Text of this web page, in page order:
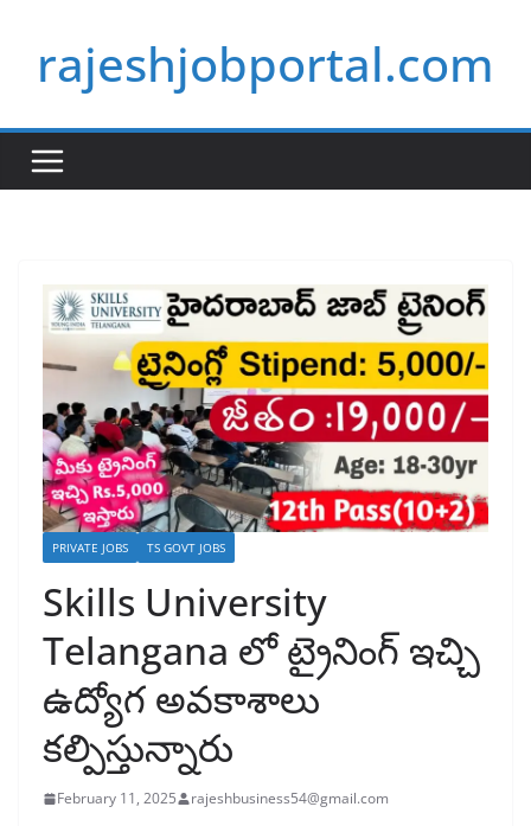
contentrajeshjobportal.com
PRIVATE JOBS TS GOVT JOBS
Skills University
Telangana లో ట్రైనింగ్ ఇచ్చి
ఉద్యోగ అవకాశాలు
కల్పిస్తున్నారు
February 11, 2025 rajeshbusiness54@gmail.com